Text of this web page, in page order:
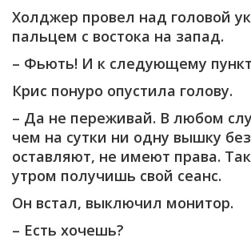
Холджер провел над головой
пальцем с востока на запад.
– Фьють! И к следующему
Крис понуро опустила голову.
– Да не переживай. В любом
чем на сутки ни одну вышку
оставляют, не имеют права.
утром получишь свой сеанс.
Он встал, выключил монитор.
– Есть хочешь?